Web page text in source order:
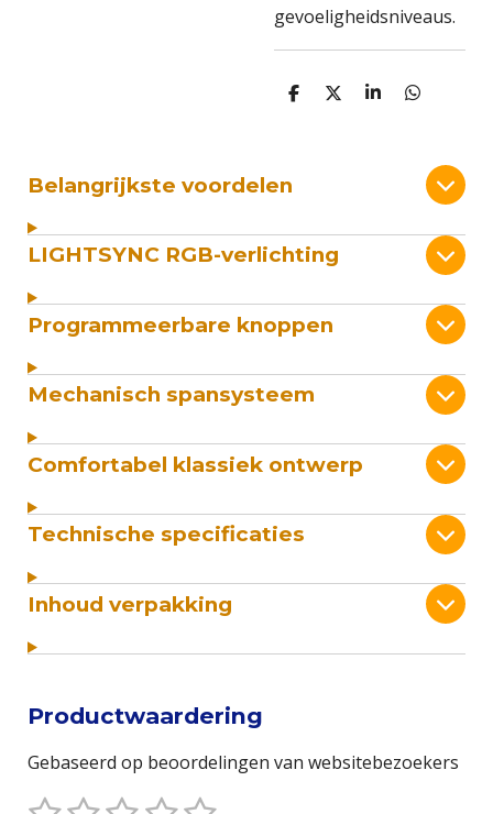
gevoeligheidsniveaus.
D
D
S
D
Belangrijkste voordelen
LIGHTSYNC RGB-verlichting
Programmeerbare knoppen
Mechanisch spansysteem
Comfortabel klassiek ontwerp
Technische specificaties
Inhoud verpakking
Productwaardering
Gebaseerd op beoordelingen van websitebezoekers
R
S